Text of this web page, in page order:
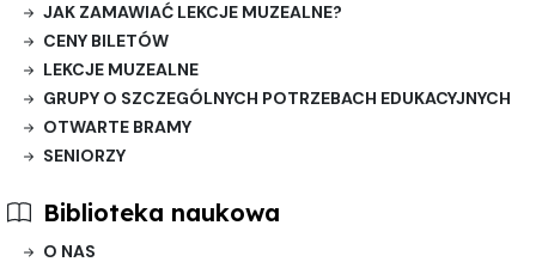
JAK ZAMAWIAĆ LEKCJE MUZEALNE?
CENY BILETÓW
LEKCJE MUZEALNE
GRUPY O SZCZEGÓLNYCH POTRZEBACH EDUKACYJNYCH
OTWARTE BRAMY
SENIORZY
Biblioteka naukowa
O NAS